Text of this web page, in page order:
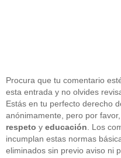
Procura que tu comentario
esta entrada y no olvides
Estás en tu perfecto derecho
anónimamente, pero por
respeto y educación . Los
incumplan estas normas
eliminados sin previo aviso ni